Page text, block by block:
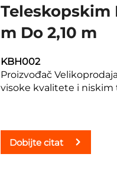
Teleskopskim
m Do 2,10 m
KBH002
Proizvođač
visoke kvalitete i niskim
Dobijte citat